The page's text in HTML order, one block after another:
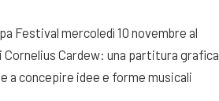
Festival mercoledì 10 novembre al
Cardew: una partitura grafica
a concepire idee e forme musicali